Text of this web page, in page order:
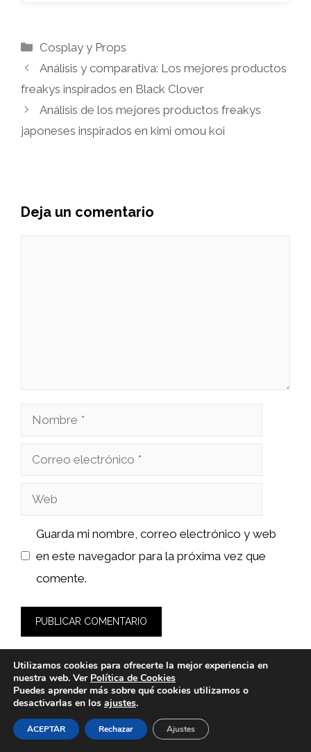
Categorías
Cosplay y Props
Análisis y comparativa: Los mejores productos
freakys inspirados en Black Clover
Análisis de los mejores productos freakys
japoneses inspirados en kimi omou koi
Deja un comentario
Nombre
Correo
Web
Guarda mi nombre, correo electrónico y web
en este navegador para la próxima vez que
comente.
© 2026 sushiyakuza.es -Política de Privacidad y Aviso Legal
-Política de cookies
Utilizamos cookies para ofrecerte la mejor experiencia en
nuestra web. Ver Política de Cookies
Puedes aprender más sobre qué cookies utilizamos o
desactivarlas en los ajustes.
ACEPTAR Rechazar Ajustes